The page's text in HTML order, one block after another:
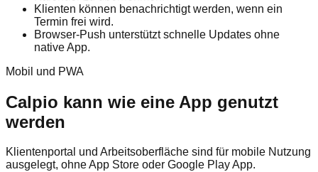
Klienten können benachrichtigt werden, wenn ein
Termin frei wird.
Browser-Push unterstützt schnelle Updates ohne
native App.
Mobil und PWA
Calpio kann wie eine App genutzt
werden
Klientenportal und Arbeitsoberfläche sind für mobile Nutzung
ausgelegt, ohne App Store oder Google Play App.